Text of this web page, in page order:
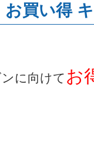
お買い得
に向けて お